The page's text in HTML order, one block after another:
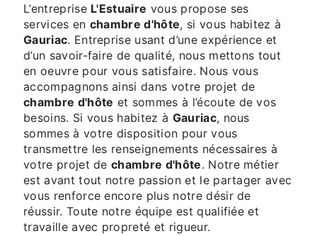
L’entreprise L'Estuaire vous propose ses
services en chambre d'hôte, si vous habitez à
Gauriac. Entreprise usant d’une expérience et
d’un savoir-faire de qualité, nous mettons tout
en oeuvre pour vous satisfaire. Nous vous
accompagnons ainsi dans votre projet de
chambre d'hôte et sommes à l’écoute de vos
besoins. Si vous habitez à Gauriac, nous
sommes à votre disposition pour vous
transmettre les renseignements nécessaires à
votre projet dechambre d'hôte. Notre métier
est avant tout notre passion et le partager avec
vous renforce encore plus notre désir de
réussir. Toute notre équipe est qualifiée et
travaille avec propreté et rigueur.